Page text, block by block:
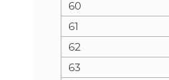
60
61
62
63